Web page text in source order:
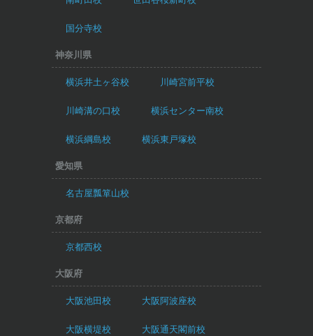
国分寺校
神奈川県
横浜井土ヶ谷校 川崎宮前平校
川崎溝の口校 横浜センター南校
横浜綱島校 横浜東戸塚校
愛知県
名古屋瓢箪山校
京都府
京都西校
大阪府
大阪池田校 大阪阿波座校
大阪横堤校 大阪通天閣前校